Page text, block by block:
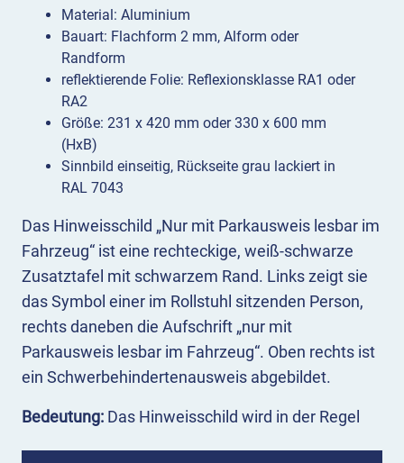
Das Hinweisschild „Nur mit Parkausweis lesbar im
Fahrzeug“ ist eine rechteckige, weiß-schwarze
Zusatztafel mit schwarzem Rand. Links zeigt sie
das Symbol einer im Rollstuhl sitzenden Person,
rechts daneben die Aufschrift „nur mit
Parkausweis lesbar im Fahrzeug“. Oben rechts ist
ein Schwerbehindertenausweis abgebildet.
Bedeutung: Das Hinweisschild wird in der Regel
Material: Aluminium
Bauart: Flachform 2 mm, Alform oder
Randform
reflektierende Folie: Reflexionsklasse RA1 oder
RA2
Größe: 231 x 420 mm oder 330 x 600 mm
(HxB)
Sinnbild einseitig, Rückseite grau lackiert in
RAL 7043